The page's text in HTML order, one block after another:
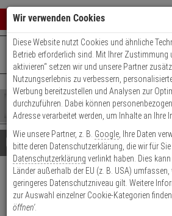
0 ARTIKEL IM
Ihr
Ergebnisse ()
Shop
durchsuchen
Bitte
geben
Sie
mindestens
Zeichen
ein,
um
Es
wurde
noch
Kategorien
Suche
gestartet
+49 (0)821 899 493-0Mo. - Do.: 8:00 -
Kontaktservice nutzen
Details Beratung
HIKVision DS-
WA Wandhalterung,
Wir verwenden Cookies
Diese Website nutzt Cookies und ähnliche
Betrieb erforderlich sind. Mit Ihrer Zustimmung
aktivieren“ setzen wir und unsere Partner
Nutzungserlebnis zu verbessern,
Werbung bereitzustellen und Analysen zur
durchzuführen. Dabei können
Adresse verarbeitet werden, um Inhalte an Ihre
Wie unsere Partner, z. B. Google , Ihre Daten
bitte deren Datenschutzerklärung, die wir für
Datenschutzerklärung verlinkt haben. Dies
Länder außerhalb der EU (z. B. USA)
geringeres Datenschutzniveau gilt. Weitere
zur Auswahl einzelner Cookie-Kategorien
öffnen'.